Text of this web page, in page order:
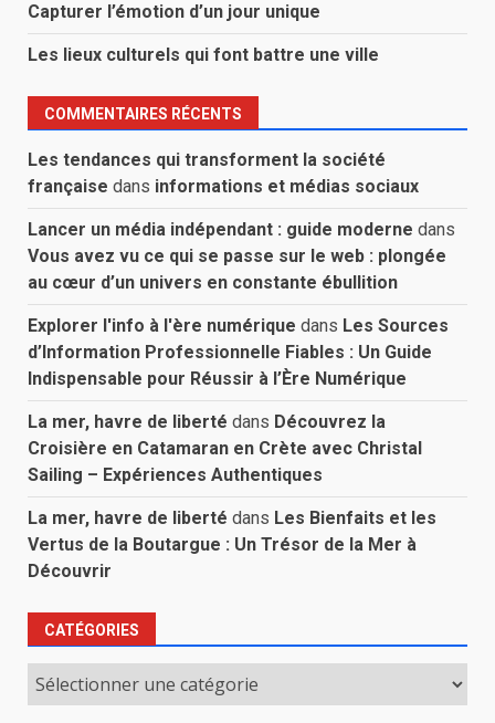
Capturer l’émotion d’un jour unique
Les lieux culturels qui font battre une ville
COMMENTAIRES RÉCENTS
Les tendances qui transforment la société
française dans informations et médias sociaux
Lancer un média indépendant : guide moderne dans
Vous avez vu ce qui se passe sur le web : plongée
au cœur d’un univers en constante ébullition
Explorer l'info à l'ère numérique dans Les Sources
d’Information Professionnelle Fiables : Un Guide
Indispensable pour Réussir à l’Ère Numérique
La mer, havre de liberté dans Découvrez la
Croisière en Catamaran en Crète avec Christal
Sailing – Expériences Authentiques
La mer, havre de liberté dans Les Bienfaits et les
Vertus de la Boutargue : Un Trésor de la Mer à
Découvrir
CATÉGORIES
Catégories